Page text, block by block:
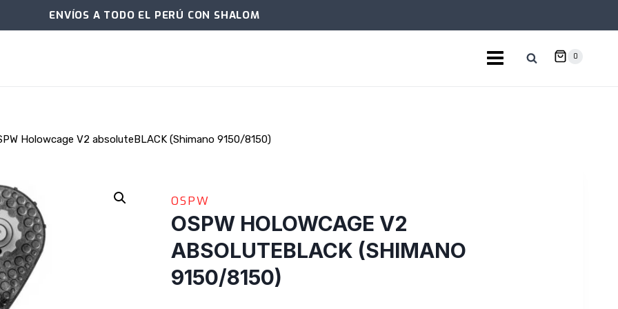
ENVÍOS A TODO EL PERÚ CON SHALOM
0
Holowcage V2 absoluteBLACK (Shimano 9150/8150)
OSPW
OSPW HOLOWCAGE V2
ABSOLUTEBLACK (SHIMANO
9150/8150)